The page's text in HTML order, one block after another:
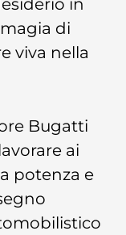
di
viva nella
Bugatti
ai
potenza e